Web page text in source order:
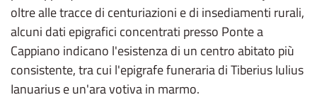
oltre alle tracce di centuriazioni e di insediamenti rurali,
alcuni dati epigrafici concentrati presso Ponte a
Cappiano indicano l'esistenza di un centro abitato più
consistente, tra cui l'epigrafe funeraria di Tiberius Iulius
Ianuarius e un'ara votiva in marmo.